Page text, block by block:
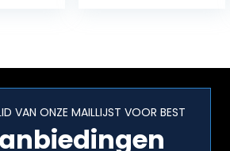
keukenrek, 33…
VAN ONZE MAILLIJST VOOR BEST